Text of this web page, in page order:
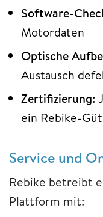
Software-
Motordaten
Optische
Austausch
Zertifizierung:
ein Rebike-
Service und
Rebike betreibt
Plattform mit: